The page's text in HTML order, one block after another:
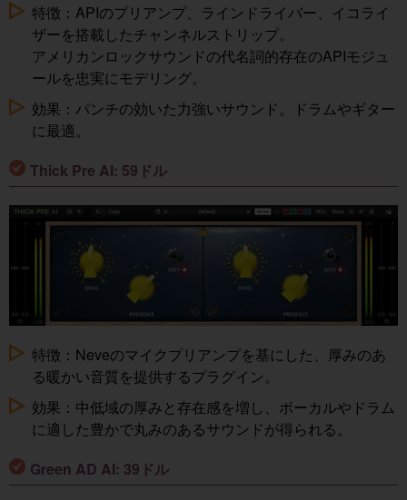
特徴：APIのプリアンプ、ラインドライバー、イコライ
ザーを搭載したチャンネルストリップ。
アメリカンロックサウンドの代名詞的存在のAPIモジュ
ールを忠実にモデリング。
効果：パンチの効いた力強いサウンド。ドラムやギター
に最適。
Thick Pre AI: 59ドル
特徴：Neveのマイクプリアンプを基にした、厚みのあ
る暖かい音質を提供するプラグイン。
効果：中低域の厚みと存在感を増し、ボーカルやドラム
に適した豊かで丸みのあるサウンドが得られる。
Green AD AI: 39ドル